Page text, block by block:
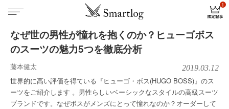
なぜ世の男性が憧れを抱くのか？ヒューゴボス
のスーツの魅力5つを徹底分析
藤本健太 2019.03.12
世界的に高い評価を得ている『ヒューゴ・ボス(HUGO BOSS)』のス
ーツをご紹介します 。男性らしいベーシックなスタイルの高級スーツ
ブランドです。なぜボスがメンズにとって憧れなのか？オーダーして